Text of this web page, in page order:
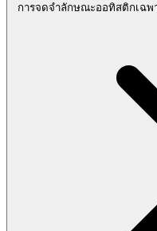
การจดจำลักษณะออทิสติกเฉ